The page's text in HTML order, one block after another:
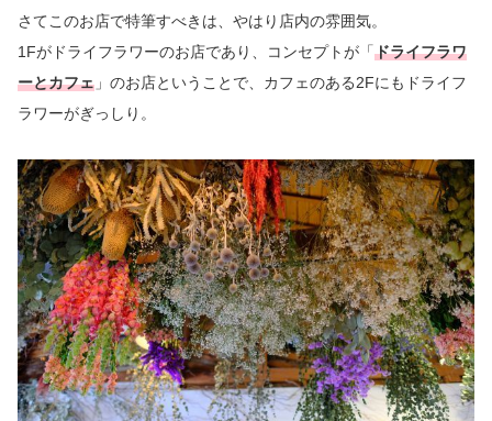
さてこのお店で特筆すべきは、やはり店内の雰囲気。
1Fがドライフラワーのお店であり、コンセプトが「ドライフラワ
ーとカフェ 」のお店ということで、カフェのある2Fにもドライフ
ラワーがぎっしり。